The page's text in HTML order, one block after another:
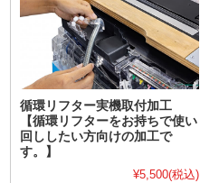
循環リフター実機取付加工
【循環リフターをお持ちで使い
回ししたい方向けの加工で
す。】
¥5,500(税込)